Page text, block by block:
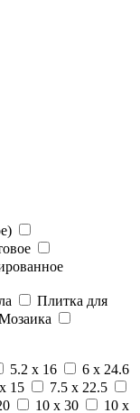
Плитка для
5.2 x 16
6 x 24.6
15
7.5 x 22.5
10 x 30 10 x